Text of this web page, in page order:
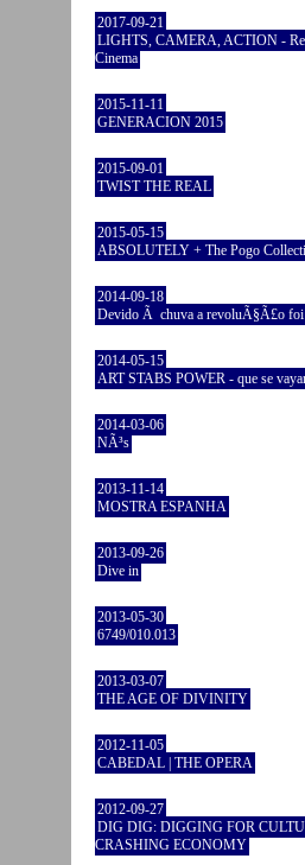
2017-09-21
LIGHTS, CAMERA, ACTION -
Cinema
2015-11-11
GENERACION 2015
2015-09-01
TWIST THE REAL
2015-05-15
ABSOLUTELY + The Pogo
2014-09-18
Devido Ã chuva a revoluÃ§Ã£o foi
2014-05-15
ART STABS POWER - que se
2014-03-06
NÃ³s
2013-11-14
MOSTRA ESPANHA
2013-09-26
Dive in
2013-05-30
6749/010.013
2013-03-07
THE AGE OF DIVINITY
2012-11-05
CABEDAL | THE OPERA
2012-09-27
DIG DIG: DIGGING FOR
CRASHING ECONOMY